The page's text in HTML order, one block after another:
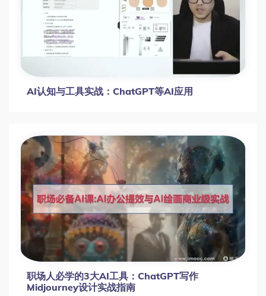
AI认知与工具实战：ChatGPT等AI应用
职场人必学的3大AI工具：ChatGPT写作
Midjourney设计实战指南